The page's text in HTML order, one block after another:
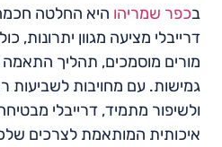
בכפר שמריהו היא החלטה
דרייבלי מציעה מגוון
מורים מוסמכים, תהליך התאמה
גמישות. עם מחויבות לשביעות
ולשיפור מתמיד, דרייבלי
איכותית המותאמת לצרכים